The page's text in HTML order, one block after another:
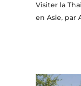
Visiter la
en Asie, par